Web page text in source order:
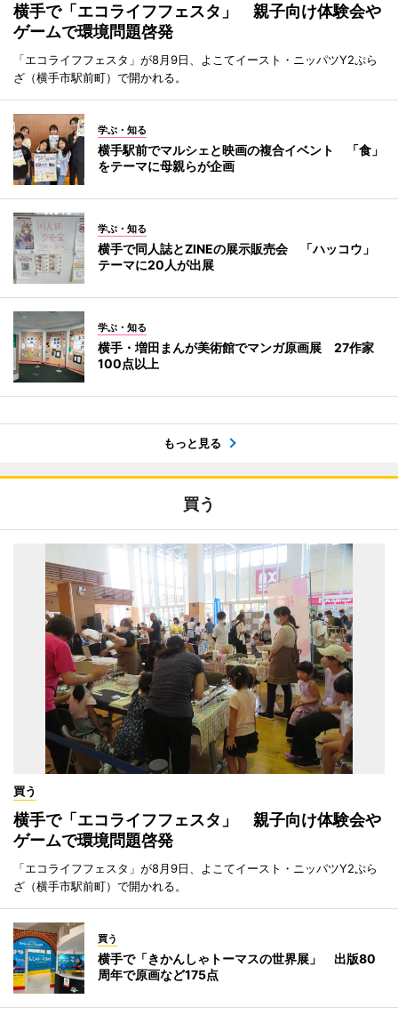
横手で「エコライフフェスタ」 親子向け体験会や
ゲームで環境問題啓発
「エコライフフェスタ」が8月9日、よこてイースト・ニッパツY2ぷら
ざ（横手市駅前町）で開かれる。
学ぶ・知る
横手駅前でマルシェと映画の複合イベント 「食」
をテーマに母親らが企画
学ぶ・知る
横手で同人誌とZINEの展示販売会 「ハッコウ」
テーマに20人が出展
学ぶ・知る
横手・増田まんが美術館でマンガ原画展 27作家
100点以上
もっと見る
買う
買う
横手で「エコライフフェスタ」 親子向け体験会や
ゲームで環境問題啓発
「エコライフフェスタ」が8月9日、よこてイースト・ニッパツY2ぷら
ざ（横手市駅前町）で開かれる。
買う
横手で「きかんしゃトーマスの世界展」 出版80
周年で原画など175点